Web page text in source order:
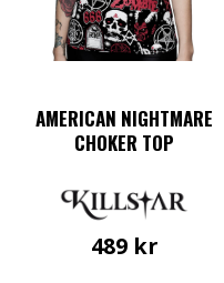
AMERICAN NIGHTMARE
CHOKER TOP
489 kr